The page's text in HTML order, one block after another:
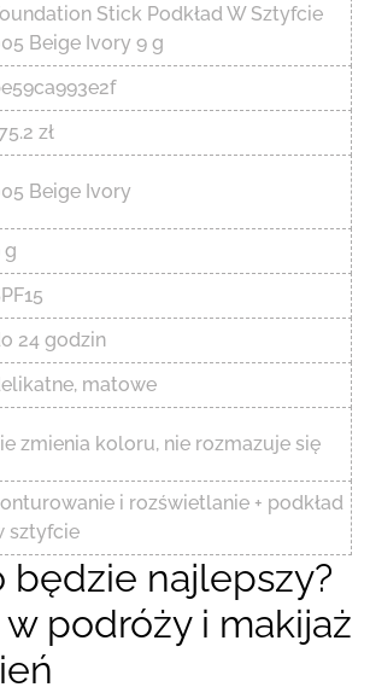
Stick Podkład W Sztyfcie
Beige Ivory 9 g
zł
Beige Ivory
g
24 godzin
matowe
zmienia koloru, nie rozmazuje się
i rozświetlanie + podkład
sztyfcie
będzie najlepszy?
podróży i makijaż